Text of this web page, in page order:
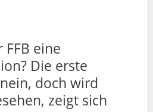
eine
Die erste
doch wird
zeigt sich